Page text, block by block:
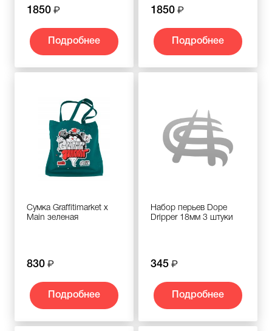
1850
Подробнее
1850
Подробнее
Сумка Graffitimarket x
Main зеленая
830
Подробнее
Набор перьев Dope
Dripper 18мм 3 штуки
345
Подробнее